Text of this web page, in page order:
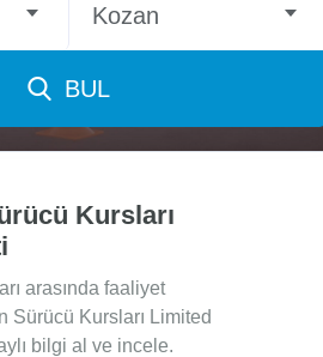
Kozan
BUL
Kursları
arasında faaliyet
Sürücü Kursları Limited
bilgi al ve incele.